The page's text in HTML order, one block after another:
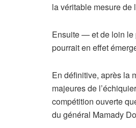
la véritable mesure de
Ensuite — et de loin le
pourrait en effet
En définitive, après la
majeures de
compétition ouverte
du général Mamady